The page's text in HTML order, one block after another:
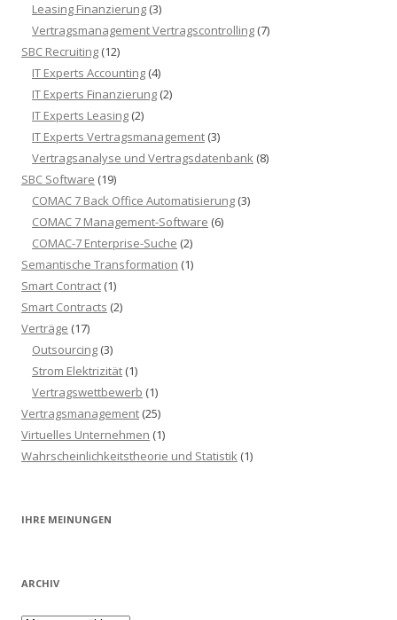
Leasing Finanzierung (3)
Vertragsmanagement Vertragscontrolling (7)
SBC Recruiting (12)
IT Experts Accounting (4)
IT Experts Finanzierung (2)
IT Experts Leasing (2)
IT Experts Vertragsmanagement (3)
Vertragsanalyse und Vertragsdatenbank (8)
SBC Software (19)
COMAC 7 Back Office Automatisierung (3)
COMAC 7 Management-Software (6)
COMAC-7 Enterprise-Suche (2)
Semantische Transformation (1)
Smart Contract (1)
Smart Contracts (2)
Verträge (17)
Outsourcing (3)
Strom Elektrizität (1)
Vertragswettbewerb (1)
Vertragsmanagement (25)
Virtuelles Unternehmen (1)
Wahrscheinlichkeitstheorie und Statistik (1)
IHRE MEINUNGEN
ARCHIV